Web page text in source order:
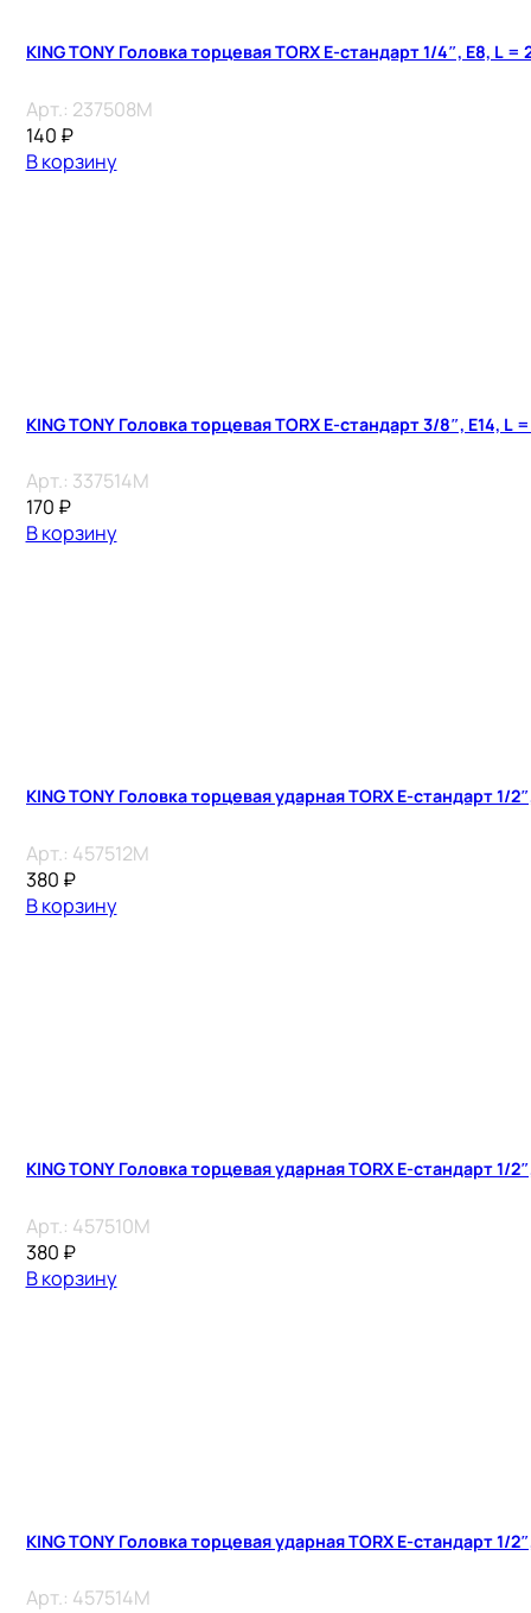
KING TONY Головка торцевая TORX Е-стандарт 1/4″, E8, L =
Арт.: 237508M
140 ₽
В корзину
KING TONY Головка торцевая TORX Е-стандарт 3/8″, E14, L
Арт.: 337514M
170 ₽
В корзину
KING TONY Головка торцевая ударная TORX Е-стандарт 1/
Арт.: 457512M
380 ₽
В корзину
KING TONY Головка торцевая ударная TORX Е-стандарт 1/
Арт.: 457510M
380 ₽
В корзину
KING TONY Головка торцевая ударная TORX Е-стандарт 1/
Арт.: 457514M